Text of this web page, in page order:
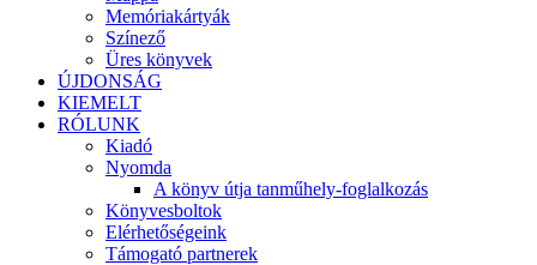
Memóriakártyák
Színező
Üres könyvek
ÚJDONSÁG
KIEMELT
RÓLUNK
Kiadó
Nyomda
A könyv útja tanműhely-foglalkozás
Könyvesboltok
Elérhetőségeink
Támogató partnerek